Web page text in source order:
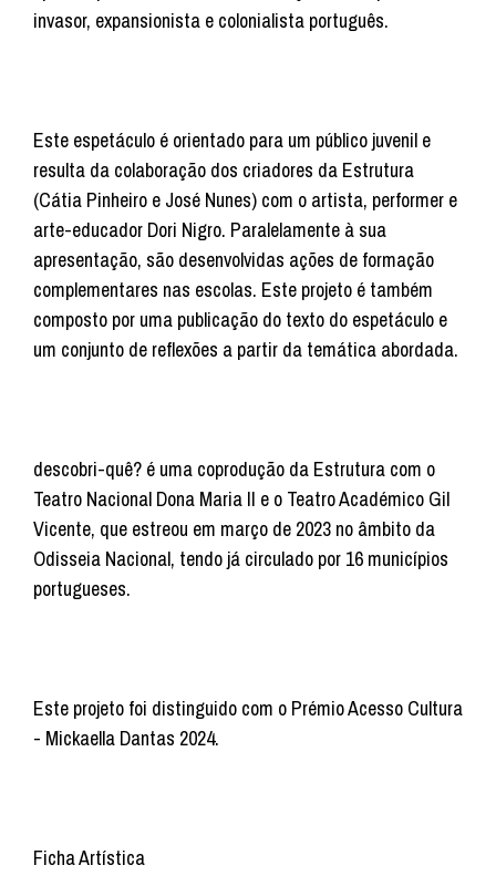
invasor, expansionista e colonialista português.
Este espetáculo é orientado para um público juvenil e
resulta da colaboração dos criadores da Estrutura
(Cátia Pinheiro e José Nunes) com o artista, performer e
arte-educador Dori Nigro. Paralelamente à sua
apresentação, são desenvolvidas ações de formação
complementares nas escolas. Este projeto é também
composto por uma publicação do texto do espetáculo e
um conjunto de reflexões a partir da temática abordada.
descobri-quê? é uma coprodução da Estrutura com o
Teatro Nacional Dona Maria II e o Teatro Académico Gil
Vicente, que estreou em março de 2023 no âmbito da
Odisseia Nacional, tendo já circulado por 16 municípios
portugueses.
Este projeto foi distinguido com o Prémio Acesso Cultura
- Mickaella Dantas 2024.
Ficha Artística